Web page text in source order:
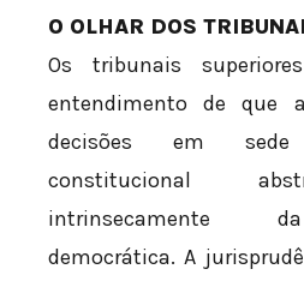
O OLHAR DOS
Os tribunais
entendimento de que
decisões em
constitucional
intrinsecamente
democrática. A